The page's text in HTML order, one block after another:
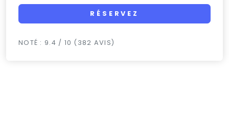
RÉSERVEZ
NOTÉ : 9.4 / 10 (382 AVIS)